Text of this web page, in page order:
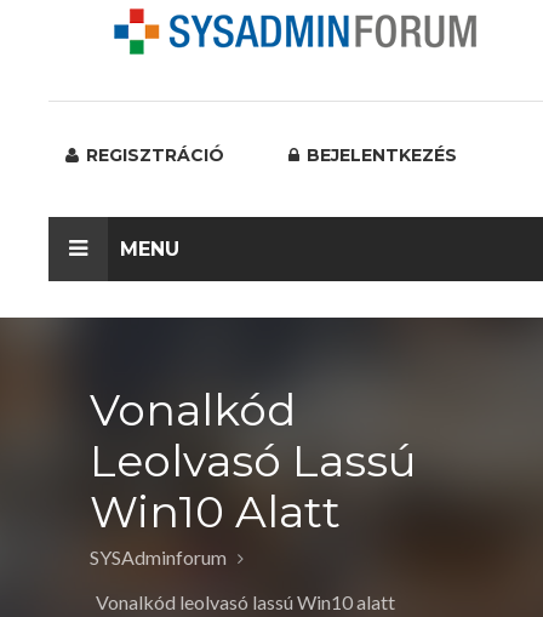
REGISZTRÁCIÓ BEJELENTKEZÉS
MENU
Vonalkód
Leolvasó Lassú
Win10 Alatt
SYSAdminforum
Vonalkód leolvasó lassú Win10 alatt